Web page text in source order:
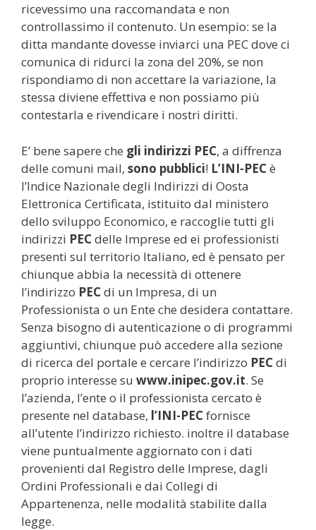
ricevessimo una raccomandata e non
controllassimo il contenuto. Un esempio: se la
ditta mandante dovesse inviarci una PEC dove ci
comunica di ridurci la zona del 20%, se non
rispondiamo di non accettare la variazione, la
stessa diviene effettiva e non possiamo più
contestarla e rivendicare i nostri diritti.
E’ bene sapere che gli indirizzi PEC, a diffrenza
delle comuni mail, sono pubblici! L’INI-PECè
l’Indice Nazionale degli Indirizzi di Oosta
Elettronica Certificata, istituito dal ministero
dello sviluppo Economico, e raccoglie tutti gli
indirizzi PECdelle Imprese ed ei professionisti
presenti sul territorio Italiano, ed è pensato per
chiunque abbia la necessità di ottenere
l’indirizzo PECdi un Impresa, di un
Professionista o un Ente che desidera contattare.
Senza bisogno di autenticazione o di programmi
aggiuntivi, chiunque può accedere alla sezione
di ricerca del portale e cercare l’indirizzo PECdi
proprio interesse su www.inipec.gov.it. Se
l’azienda, l’ente o il professionista cercato è
presente nel database, l’INI-PECfornisce
all’utente l’indirizzo richiesto. inoltre il database
viene puntualmente aggiornato con i dati
provenienti dal Registro delle Imprese, dagli
Ordini Professionali e dai Collegi di
Appartenenza, nelle modalità stabilite dalla
legge.